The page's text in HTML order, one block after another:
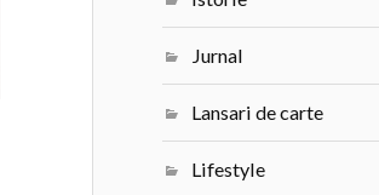
Jurnal
Lansari de carte
Lifestyle